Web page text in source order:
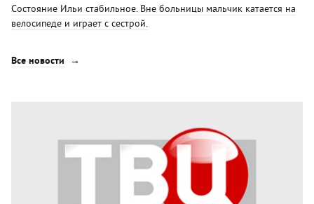
Состояние Ильи стабильное. Вне больницы мальчик катается на
велосипеде и играет с сестрой.
Все новости